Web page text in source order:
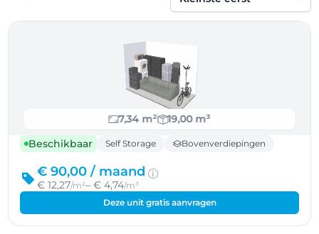
Sorteren op
7,34 m²
19,00 m³
Beschikbaar
Self Storage Bovenverdiepingen
€ 90,00 / maand
€ 12,27/m²– € 4,74/m³
Deze unit gratis aanvragen